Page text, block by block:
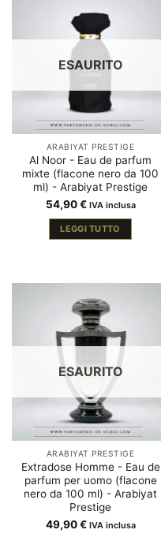
ESAURITO
ARABIYAT PRESTIGE
Al Noor - Eau de parfum
mixte (flacone nero da 100
ml) - Arabiyat Prestige
54,90€ IVA inclusa
LEGGI TUTTO
ESAURITO
ARABIYAT PRESTIGE
Extradose Homme - Eau de
parfum per uomo (flacone
nero da 100 ml) - Arabiyat
Prestige
49,90€ IVA inclusa